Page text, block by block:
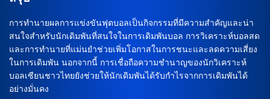
การทำนายผลการแข่งขันฟุตบอลเป็นกิจกรรมที่มีความสำคัญและน่า
สนใจสำหรับนักเดิมพันที่สนใจในการเดิมพันบอล การวิเคราะห์บอลสด
และการทำนายที่แม่นยำช่วยเพิ่มโอกาสในการชนะและลดความเสี่ยง
ในการเดิมพัน นอกจากนี้ การเชื่อถือความชำนาญของนักวิเคราะห์
บอลเซียนชาวไทยยังช่วยให้นักเดิมพันได้รับกำไรจากการเดิมพันได้
อย่างมั่นคง